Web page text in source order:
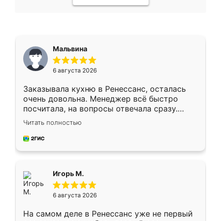
Мальвина
6 августа 2026
Заказывала кухню в Ренессанс, осталась
очень довольна. Менеджер всё быстро
посчитала, на вопросы отвечала сразу.
Замерщик приехал в субботу, подошёл к
делу со всей ответственностью. Собрали
за день, ребята работали аккуратно, даже
Читать полностью
Игорь М.
6 августа 2026
На самом деле в Ренессанс уже не первый